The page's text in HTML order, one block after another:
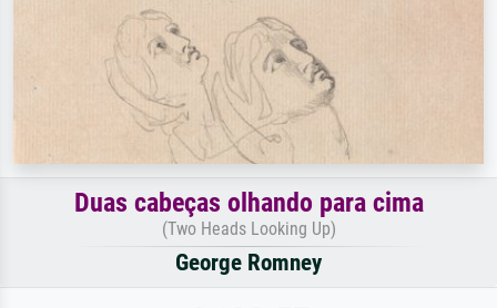
Duas cabeças olhando para cima
(Two Heads Looking Up)
George Romney